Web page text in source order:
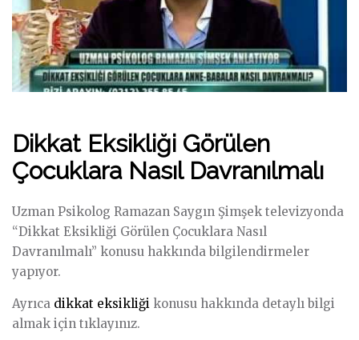
Dikkat Eksikliği Görülen
Çocuklara Nasıl Davranılmalı
Uzman Psikolog Ramazan Saygın Şimşek televizyonda
“Dikkat Eksikliği Görülen Çocuklara Nasıl
Davranılmalı” konusu hakkında bilgilendirmeler
yapıyor.
Ayrıca dikkat eksikliği konusu hakkında detaylı bilgi
almak için tıklayınız.